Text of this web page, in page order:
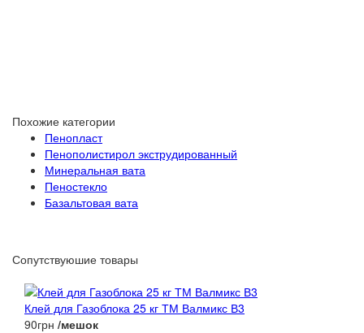
Похожие категории
Пенопласт
Пенополистирол экструдированный
Минеральная вата
Пеностекло
Базальтовая вата
Сопутствуюшие товары
Клей для Газоблока 25 кг ТМ Валмикс В3
90грн /мешок